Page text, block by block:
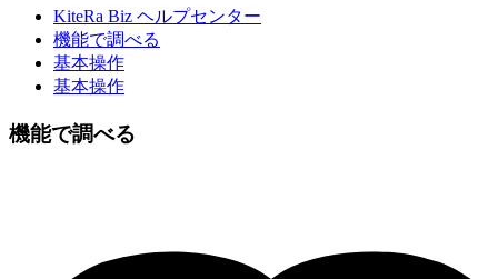
KiteRa Biz ヘルプセンター
機能で調べる
基本操作
基本操作
機能で調べる